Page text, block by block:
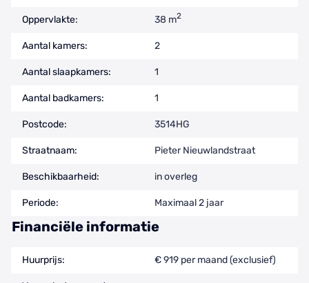
Oppervlakte: 38 m2
Aantal kamers: 2
Aantal slaapkamers: 1
Aantal badkamers: 1
Postcode: 3514HG
Straatnaam: Pieter Nieuwlandstraat
Beschikbaarheid: in overleg
Periode: Maximaal 2 jaar
Financiële informatie
Huurprijs: € 919 per maand (exclusief)